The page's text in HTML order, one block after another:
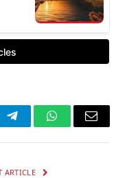
TelegramWhatsApp
Email
ARTICLE